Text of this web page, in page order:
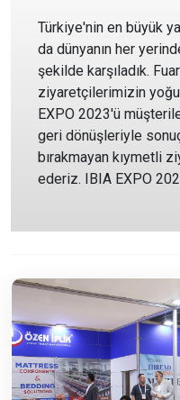
Türkiye'nin en büyük
da dünyanın her
şekilde karşıladık.
ziyaretçilerimizin
EXPO 2023'ü
geri dönüşleriyle
bırakmayan kıymetli
ederiz. IBIA EXPO